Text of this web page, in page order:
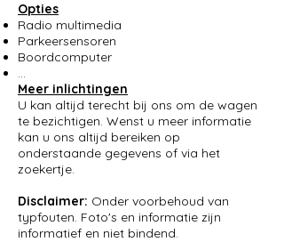
Opties
Radio multimedia
Parkeersensoren
Boordcomputer
...
Meer inlichtingen
U kan altijd terecht bij ons om de wagen
te bezichtigen. Wenst u meer informatie
kan u ons altijd bereiken op
onderstaande gegevens of via het
zoekertje.
Disclaimer: Onder voorbehoud van
typfouten. Foto's en informatie zijn
informatief en niet bindend.